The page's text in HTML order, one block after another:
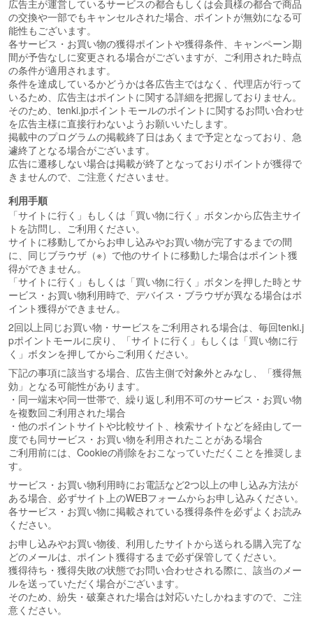
広告主が運営しているサービスの都合もしくは会員様の都合で商品
の交換や一部でもキャンセルされた場合、ポイントが無効になる可
能性もございます。
各サービス・お買い物の獲得ポイントや獲得条件、キャンペーン期
間が予告なしに変更される場合がございますが、ご利用された時点
の条件が適用されます。
条件を達成しているかどうかは各広告主ではなく、代理店が行って
いるため、広告主はポイントに関する詳細を把握しておりません。
そのため、tenki.jpポイントモールのポイントに関するお問い合わせ
を広告主様に直接行わないようお願いいたします。
掲載中のプログラムの掲載終了日はあくまで予定となっており、急
遽終了となる場合がございます。
広告に遷移しない場合は掲載が終了となっておりポイントが獲得で
きませんので、ご注意くださいませ。
利用手順
「サイトに行く」もしくは「買い物に行く」ボタンから広告主サイ
トを訪問し、ご利用ください。
サイトに移動してからお申し込みやお買い物が完了するまでの間
に、同じブラウザ（※）で他のサイトに移動した場合はポイント獲
得ができません。
「サイトに行く」もしくは「買い物に行く」ボタンを押した時とサ
ービス・お買い物利用時で、デバイス・ブラウザが異なる場合はポ
イント獲得ができません。
2回以上同じお買い物・サービスをご利用される場合は、毎回tenki.j
pポイントモールに戻り、「サイトに行く」もしくは「買い物に行
く」ボタンを押してからご利用ください。
下記の事項に該当する場合、広告主側で対象外とみなし、「獲得無
効」となる可能性があります。
・同一端末や同一世帯で、繰り返し利用不可のサービス・お買い物
を複数回ご利用された場合
・他のポイントサイトや比較サイト、検索サイトなどを経由して一
度でも同サービス・お買い物を利用されたことがある場合
ご利用前には、Cookieの削除をおこなっていただくことを推奨しま
す。
サービス・お買い物利用時にお電話など2つ以上の申し込み方法が
ある場合、必ずサイト上のWEBフォームからお申し込みください。
各サービス・お買い物に掲載されている獲得条件を必ずよくお読み
ください。
お申し込みやお買い物後、利用したサイトから送られる購入完了な
どのメールは、ポイント獲得するまで必ず保管してください。
獲得待ち・獲得失敗の状態でお問い合わせされる際に、該当のメー
ルを送っていただく場合がございます。
そのため、紛失・破棄された場合は対応いたしかねますので、ご注
意ください。